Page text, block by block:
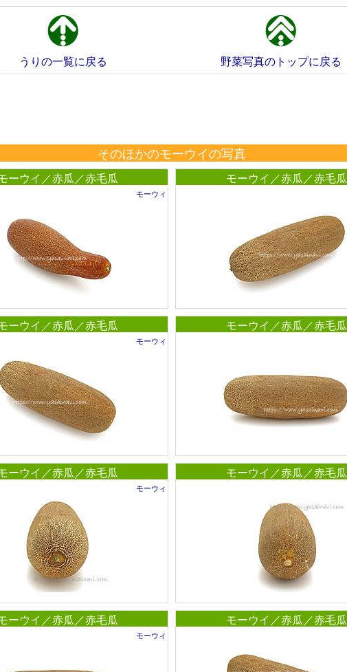
うりの一覧に戻る 野菜写真のトップに戻る
そのほかのモーウイの写真
ーウイ／赤瓜／赤毛瓜
モーウィ
モーウイ／赤瓜／赤毛瓜
ーウイ／赤瓜／赤毛瓜
モーウィ
モーウイ／赤瓜／赤毛瓜
ーウイ／赤瓜／赤毛瓜
モーウィ
モーウイ／赤瓜／赤毛瓜
ーウイ／赤瓜／赤毛瓜
モーウィ
モーウイ／赤瓜／赤毛瓜